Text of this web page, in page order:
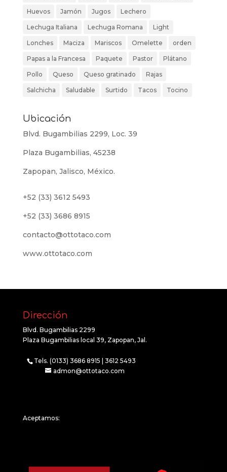
Huevos Jamón Jugos Lechero
Lechuga Italiana Lechuga Romana Light
Lonches Maciza Mariscos Omelette orden
Papas a la Francesa Paquete Pastor Plátano
Pollo Queso Queso gratinado Rajas
Salchicha Saludable Surtido Tacos Tocino
Ubicación
Blvd. Bugambilias 2299, Loc. 39
Plaza Bugambilias, 45238
Zapopan, Jalisco, México.
+52 (33) 3612 5493
+52 (33) 3686 8915
contacto@ottotaco.com
www.ottotaco.com
Dirección
Blvd. Bugambilias 2299
Plaza Bugambilias local 39, Zapopan, Jal.
Tels. (0133) 3686 8915 | 3612 5493
admon@ottotaco.com
Aceptamos: